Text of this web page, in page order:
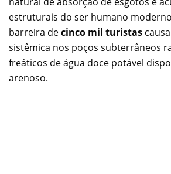
estruturais do ser humano
barreira decinco mil turistas
sistêmica nos poços subterrâneos
freáticos de água doce potável
arenoso.